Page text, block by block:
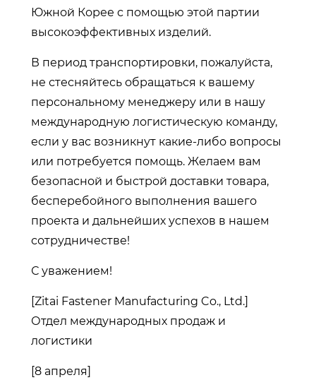
Южной Корее с помощью этой партии
высокоэффективных изделий.
В период транспортировки, пожалуйста,
не стесняйтесь обращаться к вашему
персональному менеджеру или в нашу
международную логистическую команду,
если у вас возникнут какие-либо вопросы
или потребуется помощь. Желаем вам
безопасной и быстрой доставки товара,
бесперебойного выполнения вашего
проекта и дальнейших успехов в нашем
сотрудничестве!
С уважением!
[Zitai Fastener Manufacturing Co., Ltd.]
Отдел международных продаж и
логистики
[8 апреля]